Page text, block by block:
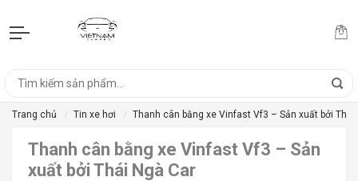
Trang chủ Tin xe hơi Thanh cân bằng xe Vinfast Vf3 – Sản xuất bởi Thái
Thanh cân bằng xe Vinfast Vf3 – Sản
xuất bởi Thái Ngà Car